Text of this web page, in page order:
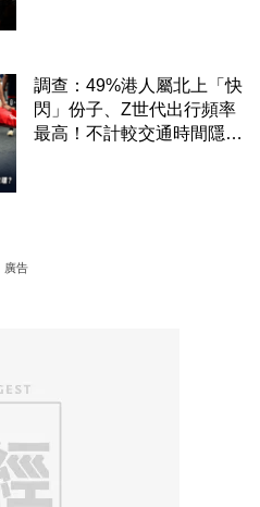
調查：49%港人屬北上「快
閃」份子、Z世代出行頻率
最高！不計較交通時間隱形
廣告